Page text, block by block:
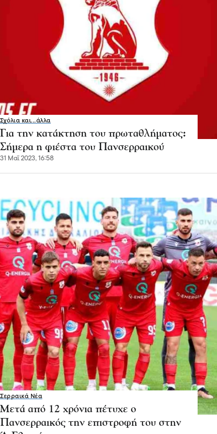
Σχόλια και...άλλα
Για την κατάκτηση του πρωταθλήματος:
Σήμερα η φιέστα του Πανσερραικού
31 Μαΐ 2023, 16:58
Σερραικά Νέα
Μετά από 12 χρόνια πέτυχε ο
Πανσερραικός την επιστροφή του στην